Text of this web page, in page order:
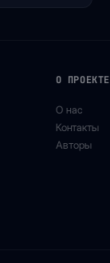
О ПРОЕКТЕ
О нас
Контакты
Авторы